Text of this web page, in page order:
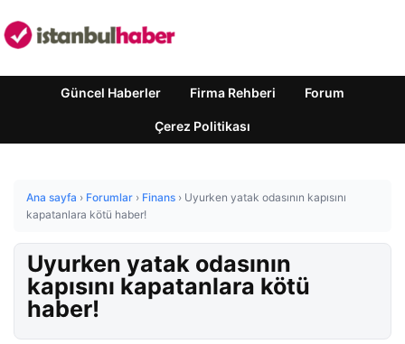
Güncel Haberler Firma Rehberi Forum
Çerez Politikası
Ana sayfa › Forumlar › Finans › Uyurken yatak odasının kapısını
kapatanlara kötü haber!
Uyurken yatak odasının
kapısını kapatanlara kötü
haber!